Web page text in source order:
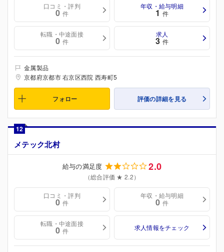
口コミ・評判
0 件
年収・給与明細
1 件
転職・中途面接
0 件
求人
3 件
金属製品
京都府京都市 右京区西院 西寿町5
フォロー 評価の詳細を見る
12
メテック北村
給与の満足度 2.0
（総合評価 ★ 2.2）
口コミ・評判
0 件
年収・給与明細
0 件
転職・中途面接
0 件 求人情報をチェック